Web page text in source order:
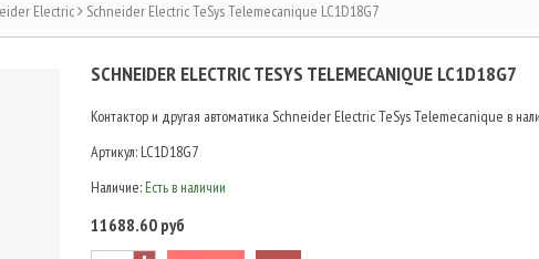
Electric Schneider Electric TeSys Telemecanique LC1D18G7
SCHNEIDER ELECTRIC TESYS TELEMECANIQUE LC1D18G7
Контактор и другая автоматика Schneider Electric TeSys Telemecanique в
Артикул: LC1D18G7
Наличие: Есть в наличии
11688.60 руб